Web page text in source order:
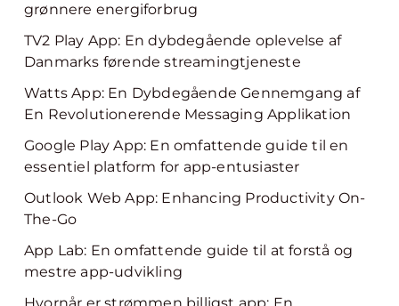
grønnere energiforbrug
TV2 Play App: En dybdegående oplevelse af
Danmarks førende streamingtjeneste
Watts App: En Dybdegående Gennemgang af
En Revolutionerende Messaging Applikation
Google Play App: En omfattende guide til en
essentiel platform for app-entusiaster
Outlook Web App: Enhancing Productivity On-
The-Go
App Lab: En omfattende guide til at forstå og
mestre app-udvikling